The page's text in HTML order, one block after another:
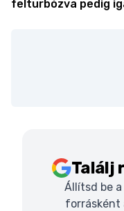
felturbózva pedig
Találj
Állítsd be
forrásként